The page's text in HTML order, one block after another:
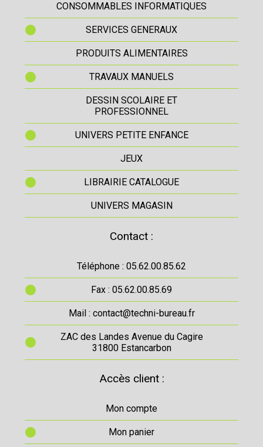
CONSOMMABLES INFORMATIQUES
SERVICES GENERAUX
PRODUITS ALIMENTAIRES
TRAVAUX MANUELS
DESSIN SCOLAIRE ET
PROFESSIONNEL
UNIVERS PETITE ENFANCE
JEUX
LIBRAIRIE CATALOGUE
UNIVERS MAGASIN
Contact :
Téléphone : 05.62.00.85.62
Fax : 05.62.00.85.69
Mail : contact@techni-bureau.fr
ZAC des Landes Avenue du Cagire
31800 Estancarbon
Accès client :
Mon compte
Mon panier